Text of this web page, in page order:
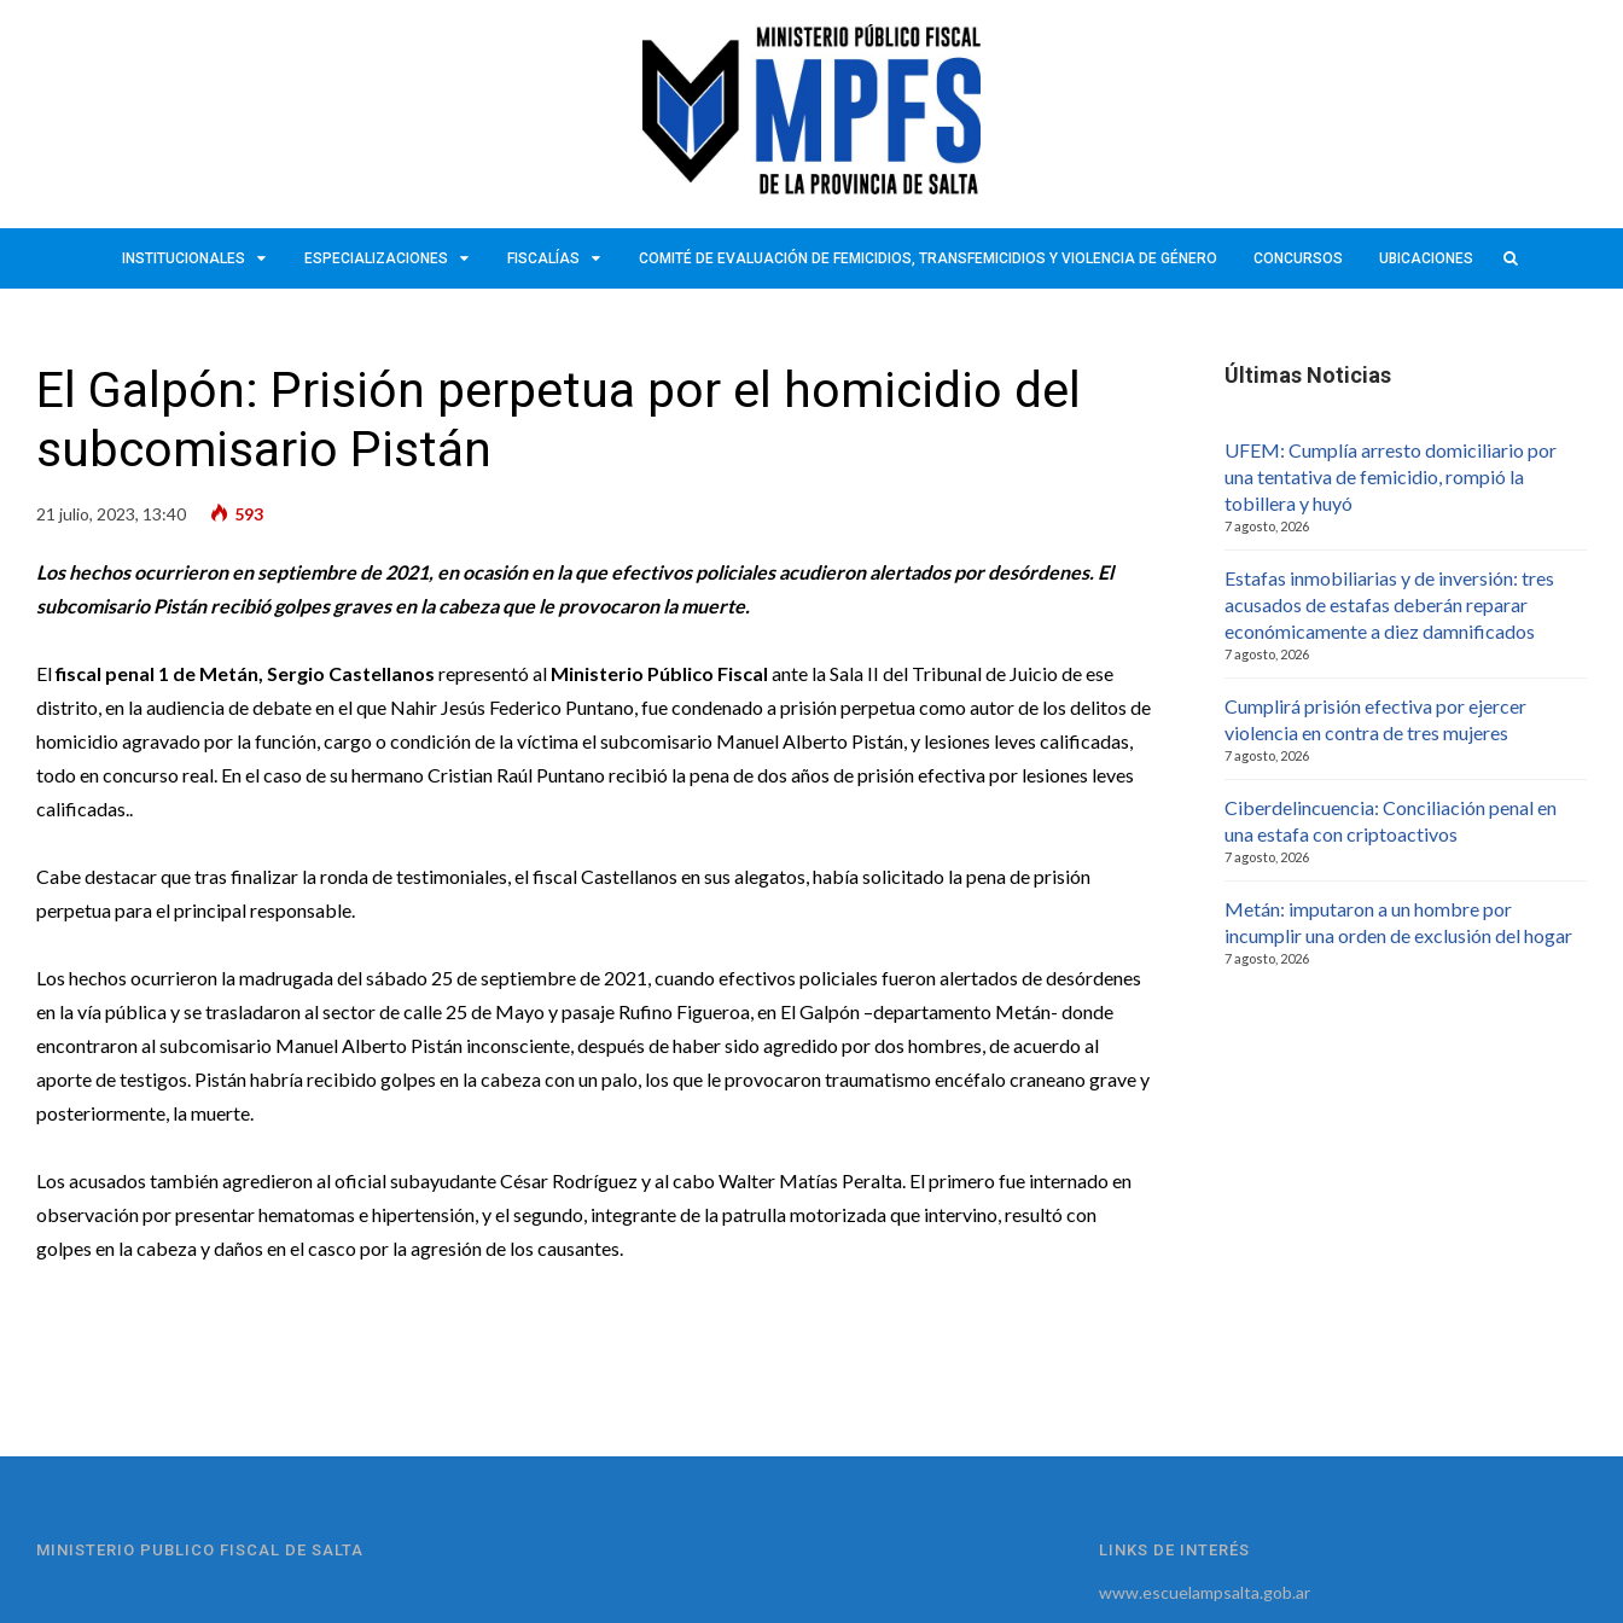
INSTITUCIONALES ESPECIALIZACIONES FISCALÍAS COMITÉ DE EVALUACIÓN DE FEMICIDIOS, TRANSFEMICIDIOS Y VIOLENCIA DE GÉNERO CONCURSOS UBICACIONES
El Galpón: Prisión perpetua por el homicidio del
subcomisario Pistán
21 julio, 2023, 13:40 593
Los hechos ocurrieron en septiembre de 2021, en ocasión en la que efectivos policiales acudieron alertados por desórdenes. El
subcomisario Pistán recibió golpes graves en la cabeza que le provocaron la muerte.
Elfiscal penal 1 de Metán, Sergio Castellanos representó al Ministerio Público Fiscal ante la Sala II del Tribunal de Juicio de ese
distrito, en la audiencia de debate en el que Nahir Jesús Federico Puntano, fue condenado a prisión perpetua como autor de los delitos de
homicidio agravado por la función, cargo o condición de la víctima el subcomisario Manuel Alberto Pistán, y lesiones leves calificadas,
todo en concurso real. En el caso de su hermano Cristian Raúl Puntano recibió la pena de dos años de prisión efectiva por lesiones leves
calificadas..
Cabe destacar que tras finalizar la ronda de testimoniales, el fiscal Castellanos en sus alegatos, había solicitado la pena de prisión
perpetua para el principal responsable.
Los hechos ocurrieron la madrugada del sábado 25 de septiembre de 2021, cuando efectivos policiales fueron alertados de desórdenes
en la vía pública y se trasladaron al sector de calle 25 de Mayo y pasaje Rufino Figueroa, en El Galpón –departamento Metán- donde
encontraron al subcomisario Manuel Alberto Pistán inconsciente, después de haber sido agredido por dos hombres, de acuerdo al
aporte de testigos. Pistán habría recibido golpes en la cabeza con un palo, los que le provocaron traumatismo encéfalo craneano grave y
posteriormente, la muerte.
Los acusados también agredieron al oficial subayudante César Rodríguez y al cabo Walter Matías Peralta. El primero fue internado en
observación por presentar hematomas e hipertensión, y el segundo, integrante de la patrulla motorizada que intervino, resultó con
golpes en la cabeza y daños en el casco por la agresión de los causantes.
Últimas Noticias
UFEM: Cumplía arresto domiciliario por
una tentativa de femicidio, rompió la
tobillera y huyó
7 agosto, 2026
Estafas inmobiliarias y de inversión: tres
acusados de estafas deberán reparar
económicamente a diez damnificados
7 agosto, 2026
Cumplirá prisión efectiva por ejercer
violencia en contra de tres mujeres
7 agosto, 2026
Ciberdelincuencia: Conciliación penal en
una estafa con criptoactivos
7 agosto, 2026
Metán: imputaron a un hombre por
incumplir una orden de exclusión del hogar
7 agosto, 2026
MINISTERIO PUBLICO FISCAL DE SALTA LINKS DE INTERÉS
www.escuelampsalta.gob.ar